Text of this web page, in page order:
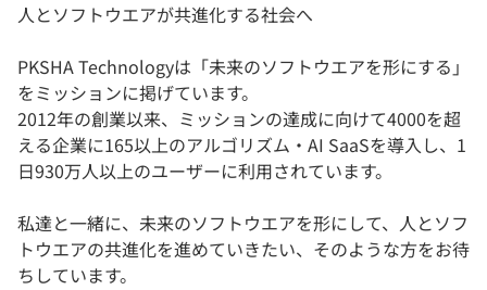
人とソフトウエアが共進化する社会へ
PKSHA Technologyは「未来のソフトウエアを形にする」
をミッションに掲げています。
2012年の創業以来、ミッションの達成に向けて4000を超
える企業に165以上のアルゴリズム・AI SaaSを導入し、1
日930万人以上のユーザーに利用されています。
私達と一緒に、未来のソフトウエアを形にして、人とソフ
トウエアの共進化を進めていきたい、そのような方をお待
ちしています。